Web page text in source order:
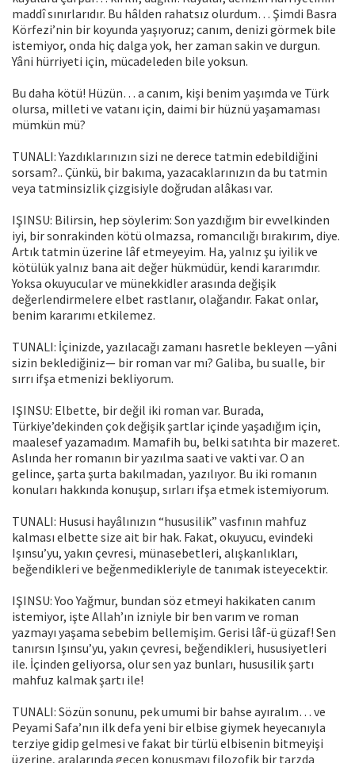
maddî sınırlarıdır. Bu hâlden rahatsız olurdum… Şimdi Basra
Körfezi’nin bir ko­yunda yaşıyoruz; canım, denizi görmek bile
istemiyor, onda hiç dalga yok, her zaman sakin ve durgun.
Yâni hürriyeti için, mücadeleden bile yoksun.
Bu daha kötü! Hüzün… a canım, kişi benim yaşımda ve Türk
olursa, milleti ve vatanı için, daimi bir hüznü yaşamaması
mümkün mü?
TUNALI: Yazdıklarınızın sizi ne derece tatmin edebildiğini
sorsam?.. Çünkü, bir bakıma, yazacaklarınızın da bu tatmin
veya tatminsizlik çizgisiyle doğru­dan alâkası var.
IŞINSU: Bilirsin, hep söylerim: Son yazdığım bir evvelkinden
iyi, bir sonrakinden kötü olmazsa, romancılığı bırakırım, diye.
Artık tatmin üzerine lâf etmeyeyim. Ha, yalnız şu iyilik ve
kötülük yalnız bana ait değer hükmüdür, kendi kararımdır.
Yoksa okuyucular ve münekkidler arasında değişik
değerlendirmelere elbet rastlanır, olağandır. Fakat onlar,
benim kararımı et­kilemez.
TUNALI: İçinizde, yazılacağı zamanı hasretle bekleyen —yâni
sizin beklediği­niz— bir roman var mı? Galiba, bu sualle, bir
sırrı ifşa etmenizi bekliyorum.
IŞINSU: Elbette, bir değil iki roman var. Burada,
Türkiye’dekinden çok değişik şartlar içinde yaşadığım için,
maalesef yazamadım. Mamafih bu, belki satıhta bir mazeret.
Aslında her romanın bir yazılma saati ve vakti var. O an
gelince, şarta şurta bakılmadan, yazılıyor. Bu iki romanın
konuları hakkında konuşup, sırları ifşa etmek istemiyorum.
TUNALI: Hususi hayâlınızın “hususilik” vasfının mahfuz
kalması elbette size ait bir hak. Fakat, okuyucu, evindeki
Işınsu’yu, yakın çevresi, münasebetleri, alışkanlıkları,
beğendikleri ve beğenmedikleriyle de tanımak isteyecektir.
IŞINSU: Yoo Yağmur, bundan söz etmeyi hakikaten canım
istemiyor, işte Allah’ın izniyle bir ben varım ve roman
yazmayı yaşama sebebim bellemişim. Gerisi lâf-ü güzaf! Sen
tanırsın Işınsu’yu, yakın çevresi, beğendikleri, hususiyetleri
ile. İçinden geliyorsa, olur sen yaz bunları, hususilik şartı
mah­fuz kalmak şartı ile!
TUNALI: Sözün sonunu, pek umumi bir bahse ayıralım… ve
Peyami Safa’nın ilk defa yeni bir elbise giymek heyecanıyla
terziye gidip gelmesi ve fakat bir türlü elbisenin bitmeyişi
üzerine, aralarında geçen konuşmayı filozofik bir tarzda